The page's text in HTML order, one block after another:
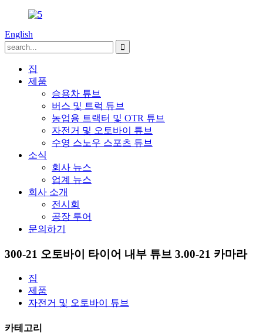
English
집
제품
승용차 튜브
버스 및 트럭 튜브
농업용 트랙터 및 OTR 튜브
자전거 및 오토바이 튜브
수영 스노우 스포츠 튜브
소식
회사 뉴스
업계 뉴스
회사 소개
전시회
공장 투어
문의하기
300-21 오토바이 타이어 내부 튜브 3.00-21 카마라
집
제품
자전거 및 오토바이 튜브
카테고리